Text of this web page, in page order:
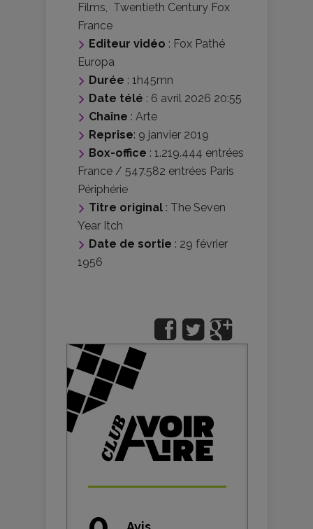
Films, Twentieth Century Fox
France
Editeur vidéo : Fox Pathé
Europa
Durée : 1h45mn
Date télé : 6 avril 2026 20:55
Chaîne : Arte
Reprise: 9 janvier 2019
Box-office : 1.219.444 entrées
France / 547.582 entrées Paris
Périphérie
Titre original : The Seven
Year Itch
Date de sortie : 29 février
1956